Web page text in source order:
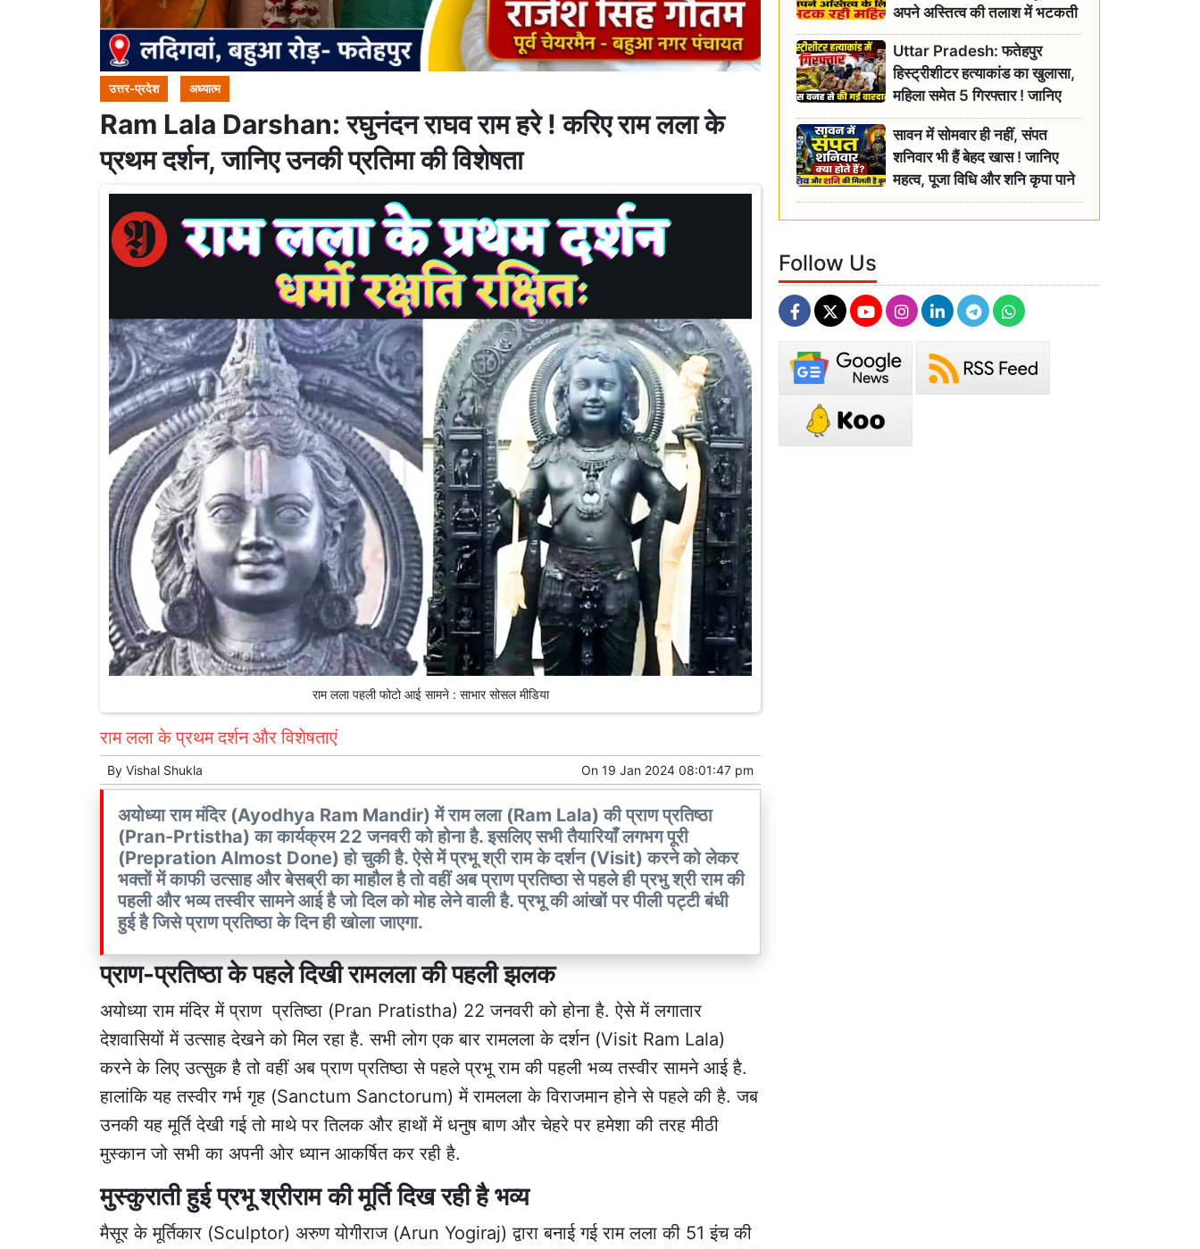
उत्तर-प्रदेश अध्यात्म
Ram Lala Darshan: रघुनंदन राघव राम हरे ! करिए राम लला के
प्रथम दर्शन, जानिए उनकी प्रतिमा की विशेषता
राम लला पहली फोटो आई सामने : साभार सोसल मीडिया
राम लला के प्रथम दर्शन और विशेषताएं
By Vishal Shukla On 19 Jan 2024 08:01:47 pm
अयोध्या राम मंदिर (Ayodhya Ram Mandir) में राम लला (Ram Lala) की प्राण प्रतिष्ठा
(Pran-Prtistha) का कार्यक्रम 22 जनवरी को होना है. इसलिए सभी तैयारियाँ लगभग पूरी
(Prepration Almost Done) हो चुकी है. ऐसे में प्रभू श्री राम के दर्शन (Visit) करने को लेकर
भक्तों में काफी उत्साह और बेसब्री का माहौल है तो वहीं अब प्राण प्रतिष्ठा से पहले ही प्रभु श्री राम की
पहली और भव्य तस्वीर सामने आई है जो दिल को मोह लेने वाली है. प्रभू की आंखों पर पीली पट्टी बंधी
हुई है जिसे प्राण प्रतिष्ठा के दिन ही खोला जाएगा.
प्राण-प्रतिष्ठा के पहले दिखी रामलला की पहली झलक
अयोध्या राम मंदिर में प्राण प्रतिष्ठा (Pran Pratistha) 22 जनवरी को होना है. ऐसे में लगातार
देशवासियों में उत्साह देखने को मिल रहा है. सभी लोग एक बार रामलला के दर्शन (Visit Ram Lala)
करने के लिए उत्सुक है तो वहीं अब प्राण प्रतिष्ठा से पहले प्रभू राम की पहली भव्य तस्वीर सामने आई है.
हालांकि यह तस्वीर गर्भ गृह (Sanctum Sanctorum) में रामलला के विराजमान होने से पहले की है. जब
उनकी यह मूर्ति देखी गई तो माथे पर तिलक और हाथों में धनुष बाण और चेहरे पर हमेशा की तरह मीठी
मुस्कान जो सभी का अपनी ओर ध्यान आकर्षित कर रही है.
मुस्कुराती हुई प्रभू श्रीराम की मूर्ति दिख रही है भव्य
मैसूर के मूर्तिकार (Sculptor) अरुण योगीराज (Arun Yogiraj) द्वारा बनाई गई राम लला की 51 इंच की
अपने अस्तित्व की तलाश में भटकती
रही बुजुर्ग, एसडीएम ने दिए जांच के
आदेश
Uttar Pradesh: फतेहपुर
हिस्ट्रीशीटर हत्याकांड का खुलासा,
महिला समेत 5 गिरफ्तार ! जानिए
क्या था कनेक्शन?
सावन में सोमवार ही नहीं, संपत
शनिवार भी हैं बेहद खास ! जानिए
महत्व, पूजा विधि और शनि कृपा पाने
के आसान उपाय
Follow Us